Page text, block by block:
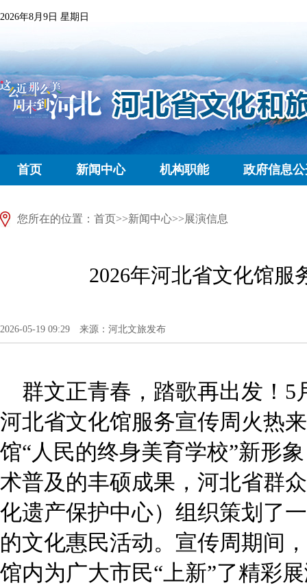
2026年8月9日 星期日
首页 新闻中心 机构职能 政府信息
您所在的位置： 首页>>新闻中心>>展演信息
2026年河北省文化馆服
2026-05-19 09:29 来源：河北文旅发布
群文正青春，踏歌再出发！5
河北省文化馆服务宣传周火热
馆“人民的终身美育学校”新形
术普及的丰硕成果，河北省群
化遗产保护中心）组织策划了
的文化惠民活动。宣传周期间
馆内为广大市民“上新”了精彩